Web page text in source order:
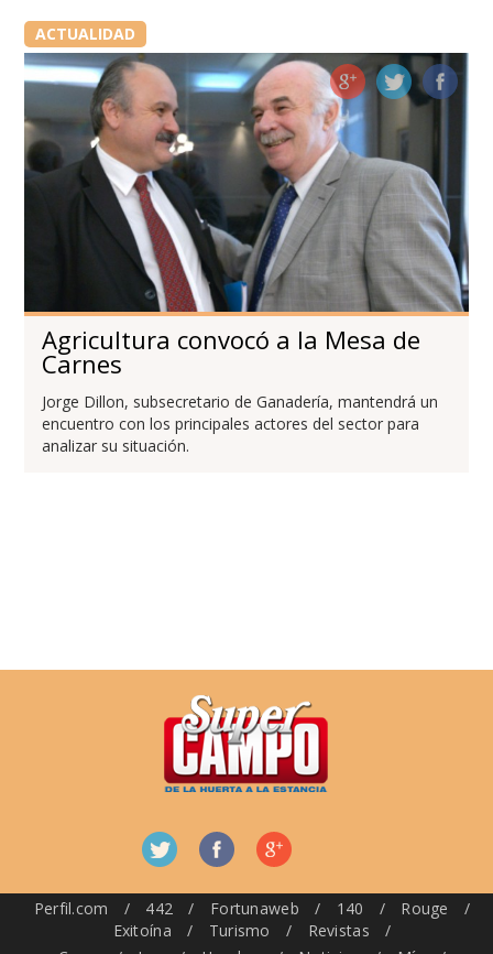
ACTUALIDAD
Agricultura convocó a la Mesa de
Carnes
Jorge Dillon, subsecretario de Ganadería, mantendrá un
encuentro con los principales actores del sector para
analizar su situación.
Perfil.com / 442 / Fortunaweb / 140 / Rouge
/
Exitoína
/ Turismo / Revistas
/